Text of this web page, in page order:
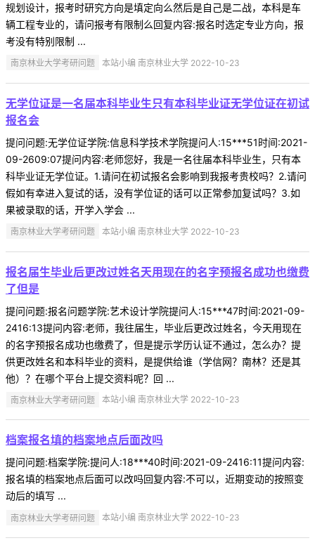
规划设计，报考时研究方向是填定向么然后是自己是二战，本科是车
辆工程专业的，请问报考有限制么回复内容:报名时选定专业方向，报
考没有特别限制 ...
南京林业大学考研问题 本站小编 南京林业大学 2022-10-23
无学位证是一名届本科毕业生只有本科毕业证无学位证在初试
报名会
提问问题:无学位证学院:信息科学技术学院提问人:15***51时间:2021-
09-2609:07提问内容:老师您好，我是一名往届本科毕业生，只有本
科毕业证无学位证。1.请问在初试报名会影响到我报考贵校吗？2.请问
假如有幸进入复试的话，没有学位证的话可以正常参加复试吗？3.如
果被录取的话，开学入学会 ...
南京林业大学考研问题 本站小编 南京林业大学 2022-10-23
报名届生毕业后更改过姓名天用现在的名字预报名成功也缴费
了但是
提问问题:报名问题学院:艺术设计学院提问人:15***47时间:2021-09-
2416:13提问内容:老师，我往届生，毕业后更改过姓名，今天用现在
的名字预报名成功也缴费了，但是提示学历认证不通过，怎么办？提
供更改姓名和本科毕业的资料，是提供给谁（学信网？南林？还是其
他）？在哪个平台上提交资料呢？回 ...
南京林业大学考研问题 本站小编 南京林业大学 2022-10-23
档案报名填的档案地点后面改吗
提问问题:档案学院:提问人:18***40时间:2021-09-2416:11提问内容:
报名填的档案地点后面可以改吗回复内容:不可以，近期变动的按照变
动后的填写 ...
南京林业大学考研问题 本站小编 南京林业大学 2022-10-23